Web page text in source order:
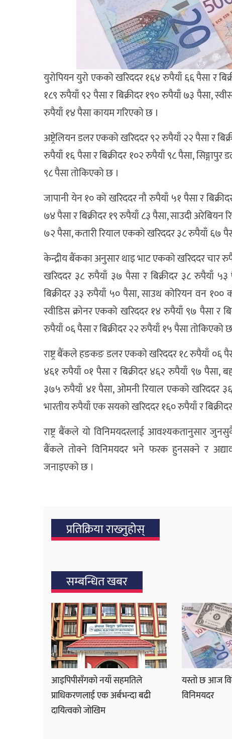
युरोपियन युरो एकको खरिददर १६४ रुपैयाँ ६६ पैसा र
१८९ रुपैयाँ ९२ पैसा र बिक्रीदर १९० रुपैयाँ ७३ पैसा,
रुपैयाँ १४ पैसा कायम गरिएको छ ।
अष्ट्रेलियन डलर एकको खरिददर ९२ रुपैयाँ २२ पैसा र
रुपैयाँ १६ पैसा र बिक्रीदर १०२ रुपैयाँ ९८ पैसा,
९८ पैसा तोकिएको छ ।
जापानी येन १० को खरिददर नौ रुपैयाँ ५१ पैसा र
७४ पैसा र बिक्रीदर १९ रुपैयाँ ८३ पैसा, साउदी
७२ पैसा, कतारी रियाल एकको खरिददर ३८ रुपैयाँ ६७
केन्द्रीय बैंकका अनुसार थाइ भाट एकको खरिददर चार
खरिददर ३८ रुपैयाँ ३७ पैसा र बिक्रीदर ३८ रुपैयाँ
बिक्रीदर ३३ रुपैयाँ ५० पैसा, साउथ कोरियन वन १००
स्वीडिस क्रोनर एकको खरिददर १४ रुपैयाँ ९७ पैसा र
रुपैयाँ ०६ पैसा र बिक्रीदर २२ रुपैयाँ १५ पैसा तोकिएको
राष्ट्र बैंकले हङकङ डलर एकको खरिददर १८ रुपैयाँ ०६
४६१ रुपैयाँ ०१ पैसा र बिक्रीदर ४६२ रुपैयाँ ९७ पैसा,
३७५ रुपैयाँ ४१ पैसा, ओमनी रियाल एकको खरिददर
भारतीय रुपैयाँ एक सयको खरिददर १६० रुपैयाँ र
राष्ट्र बैंकले यो विनिमयदरलाई आवश्यकतानुसार
बैंकले तोक्ने विनिमयदर भने फरक हुनसक्ने र
जनाइएको छ ।
प्रतिक्रिया राख्‍नुहोस्
सम्बन्धित खबर
आइपिपीसँगको नयाँ सहमतिले
प्राधिकरणलाई एक अर्बभन्दा बढी
दायित्वको जोखिम
यस्तो छ आज
विनिमयदर